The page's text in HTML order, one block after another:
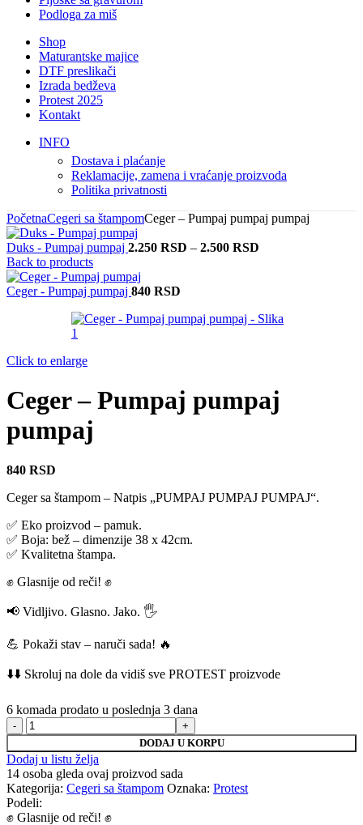
Podloga za miš
Shop
Maturantske majice
DTF preslikači
Izrada bedževa
Protest 2025
Kontakt
INFO
Dostava i plaćanje
Reklamacije, zamena i vraćanje proizvoda
Politika privatnosti
PočetnaCegeri sa štampomCeger – Pumpaj pumpaj pumpaj
Duks - Pumpaj pumpaj 2.250 RSD – 2.500 RSD
2.500 RSD
Back to products
Ceger - Pumpaj pumpaj 840 RSD
Click to enlarge
Ceger – Pumpaj pumpaj
pumpaj
840 RSD
Ceger sa štampom – Natpis „PUMPAJ PUMPAJ PUMPAJ“.
✅ Eko proizvod – pamuk.
✅ Boja: bež – dimenzije 38 x 42cm.
✅ Kvalitetna štampa.
✊ Glasnije od reči! ✊
📢 Vidljivo. Glasno. Jako. 🖐
💪 Pokaži stav – naruči sada! 🔥
⬇️⬇️ Skroluj na dole da vidiš sve PROTEST proizvode
6 komada prodato u poslednja 3 dana
Ceger
-
Pumpaj
pumpaj
pumpaj
količina
DODAJ U KORPU
Dodaj u listu želja
14 osoba gleda ovaj proizvod sada
Kategorija: Cegeri sa štampom Oznaka: Protest
Podeli:
✊ Glasnije od reči! ✊